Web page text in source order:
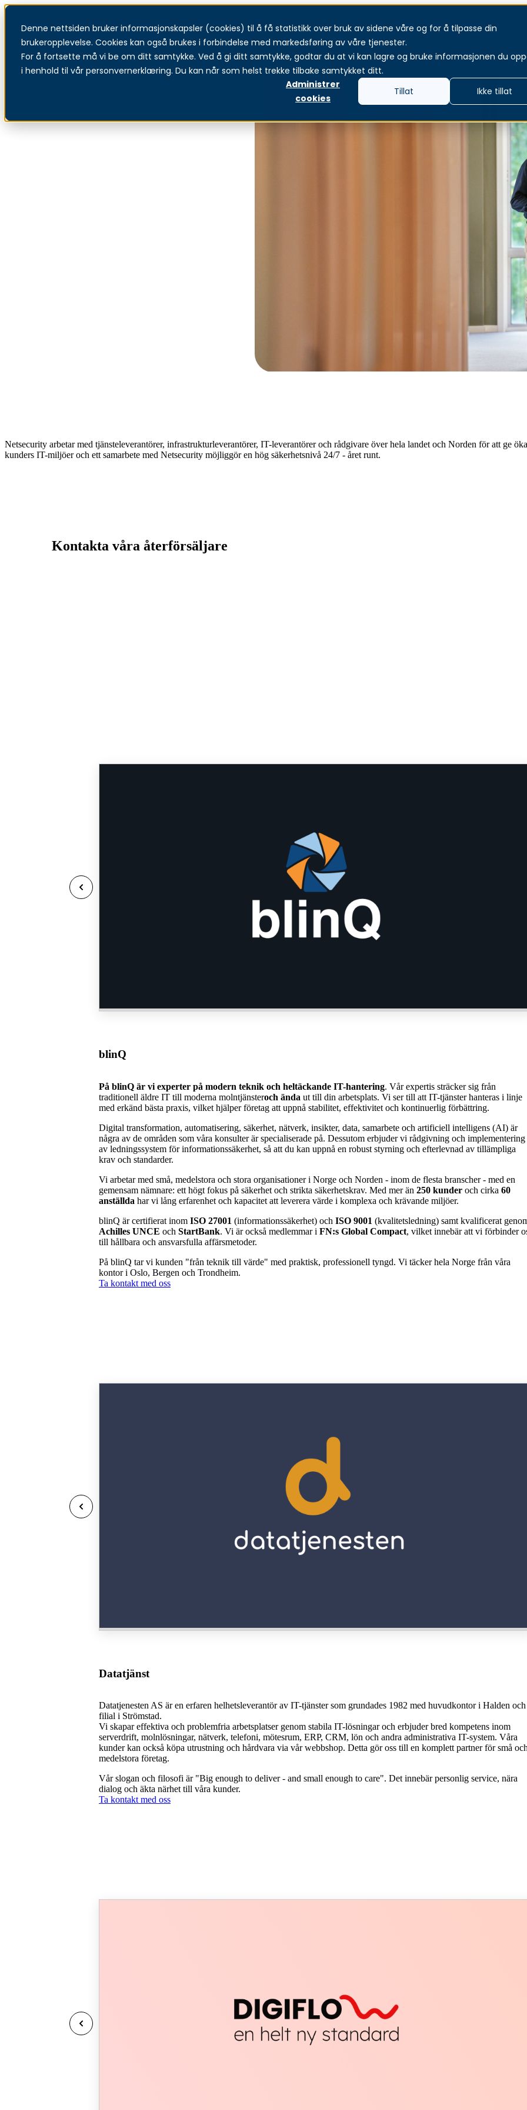
Denne nettsiden bruker informasjonskapsler (cookies) til å få statistikk over bruk av sidene våre og for å tilpasse din
brukeropplevelse. Cookies kan også brukes i forbindelse med markedsføring av våre tjenester.
For å fortsette må vi be om ditt samtykke. Ved å gi ditt samtykke, godtar du at vi kan lagre og bruke informasjonen du
i henhold til vår personvernerklæring. Du kan når som helst trekke tilbake samtykket ditt.
Administrer
cookies
Tillat Ikke tillat
Tjänster Produkter och lösningar Om oss
Netsecurity arbetar med tjänsteleverantörer, infrastrukturleverantörer, IT-leverantörer och rådgivare över hela landet och Norden för att ge
kunders IT-miljöer och ett samarbete med Netsecurity möjliggör en hög säkerhetsnivå 24/7 - året runt.
Kontakta våra återförsäljare
blinQ
På blinQ är vi experter på modern teknik och heltäckande IT-hantering. Vår expertis sträcker sig från
traditionell äldre IT till moderna molntjänsteroch ända ut till din arbetsplats. Vi ser till att IT-tjänster hanteras i linje
med erkänd bästa praxis, vilket hjälper företag att uppnå stabilitet, effektivitet och kontinuerlig förbättring.
Digital transformation, automatisering, säkerhet, nätverk, insikter, data, samarbete och artificiell intelligens (AI) är
några av de områden som våra konsulter är specialiserade på. Dessutom erbjuder vi rådgivning och implementering
av ledningssystem för informationssäkerhet, så att du kan uppnå en robust styrning och efterlevnad av tillämpliga
krav och standarder.
Vi arbetar med små, medelstora och stora organisationer i Norge och Norden - inom de flesta branscher - med en
gemensam nämnare: ett högt fokus på säkerhet och strikta säkerhetskrav. Med mer än 250 kunder och cirka 60
anställda har vi lång erfarenhet och kapacitet att leverera värde i komplexa och krävande miljöer.
blinQ är certifierat inom ISO 27001 (informationssäkerhet) och ISO 9001 (kvalitetsledning) samt kvalificerat
Achilles UNCE och StartBank. Vi är också medlemmar i FN:s Global Compact, vilket innebär att vi förbinder
till hållbara och ansvarsfulla affärsmetoder.
På blinQ tar vi kunden "från teknik till värde" med praktisk, professionell tyngd. Vi täcker hela Norge från våra
kontor i Oslo, Bergen och Trondheim.
Ta kontakt med oss
Datatjänst
Datatjenesten AS är en erfaren helhetsleverantör av IT-tjänster som grundades 1982 med huvudkontor i Halden och
filial i Strömstad.
Vi skapar effektiva och problemfria arbetsplatser genom stabila IT-lösningar och erbjuder bred kompetens inom
serverdrift, molnlösningar, nätverk, telefoni, mötesrum, ERP, CRM, lön och andra administrativa IT-system. Våra
kunder kan också köpa utrustning och hårdvara via vår webbshop. Detta gör oss till en komplett partner för små
medelstora företag.
Vår slogan och filosofi är "Big enough to deliver - and small enough to care". Det innebär personlig service, nära
dialog och äkta närhet till våra kunder.
Ta kontakt med oss